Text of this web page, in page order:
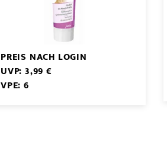
PREIS NACH LOGIN
UVP: 3,99 €
VPE: 6